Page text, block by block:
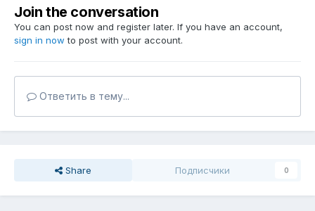
Join the conversation
You can post now and register later. If you have an account,
sign in now to post with your account.
Ответить в тему...
Share Подписчики 0